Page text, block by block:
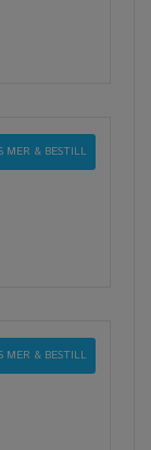
MER & BESTILL
MER & BESTILL